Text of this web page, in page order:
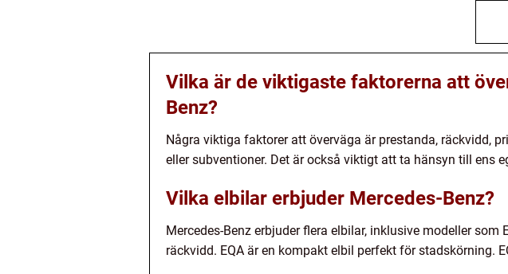
Vilka är de viktigaste faktorerna att
Benz?
Några viktiga faktorer att överväga är prestanda, räckvidd,
eller subventioner. Det är också viktigt att ta hänsyn till ens
Vilka elbilar erbjuder Mercedes-Benz?
Mercedes-Benz erbjuder flera elbilar, inklusive modeller som
räckvidd. EQA är en kompakt elbil perfekt för stadskörning.